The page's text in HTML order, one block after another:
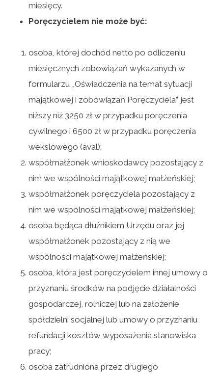
miesięcy.
Poręczycielem nie może być:
osoba, której dochód netto po odliczeniu
miesięcznych zobowiązań wykazanych w
formularzu „Oświadczenia na temat sytuacji
majątkowej i zobowiązań Poręczyciela” jest
niższy niż 3250 zł w przypadku poręczenia
cywilnego i 6500 zł w przypadku poręczenia
wekslowego (aval);
współmałżonek wnioskodawcy pozostający z
nim we wspólności majątkowej małżeńskiej;
współmałżonek poręczyciela pozostający z
nim we wspólności majątkowej małżeńskiej;
osoba będąca dłużnikiem Urzędu oraz jej
współmałżonek pozostający z nią we
wspólności majątkowej małżeńskiej;
osoba, która jest poręczycielem innej umowy o
przyznaniu środków na podjęcie działalności
gospodarczej, rolniczej lub na założenie
spółdzielni socjalnej lub umowy o przyznaniu
refundacji kosztów wyposażenia stanowiska
pracy;
osoba zatrudniona przez drugiego